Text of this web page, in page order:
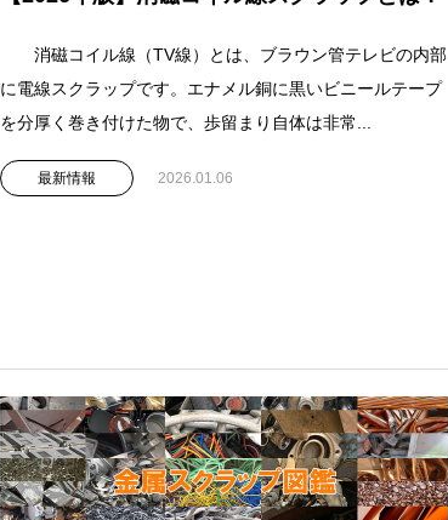
消磁コイル線（TV線）とは、ブラウン管テレビの内部
に電線スクラップです。エナメル銅に黒いビニールテープ
を分厚く巻き付けた物で、歩留まり自体は非常...
最新情報 2026.01.06